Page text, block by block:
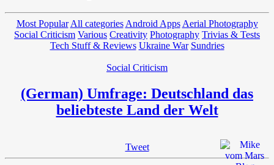
Most Popular All categories Android Apps Aerial Photography
Social Criticism Various Creativity Photography Trivias & Tests
Tech Stuff & Reviews Ukraine War Sundries
Social Criticism
(German) Umfrage: Deutschland das
beliebteste Land der Welt
Tweet